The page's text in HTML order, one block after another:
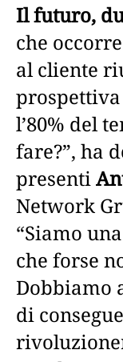
Il futuro,
che
al cliente
prospettiva
l’80% del
fare?”, ha
presenti
Network
“Siamo
che forse
Dobbiamo
di